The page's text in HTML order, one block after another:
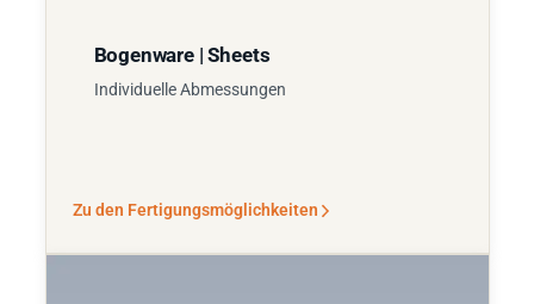
Bogenware | Sheets
Individuelle Abmessungen
Zu den Fertigungsmöglichkeiten